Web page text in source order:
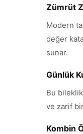
Zümrüt
Modern
değer
sunar.
Günlük
Bu
ve zarif
Kombin